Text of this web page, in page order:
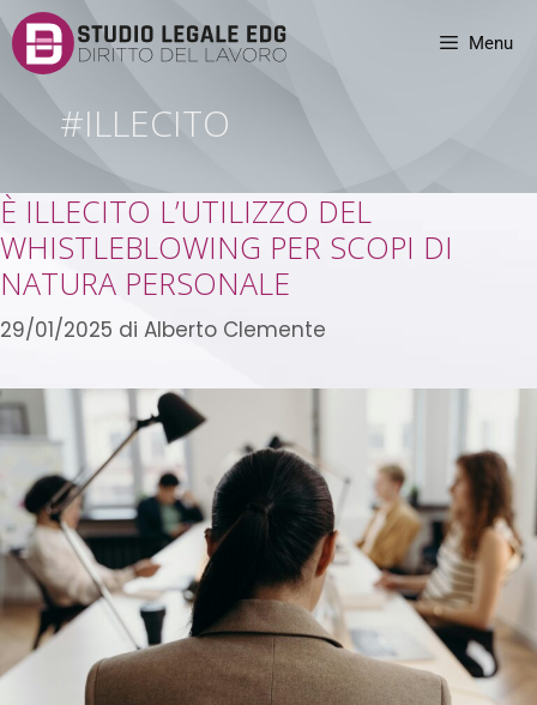
Menu
#ILLECITO
È ILLECITO L’UTILIZZO DEL
WHISTLEBLOWING PER SCOPI DI
NATURA PERSONALE
29/01/2025 di Alberto Clemente